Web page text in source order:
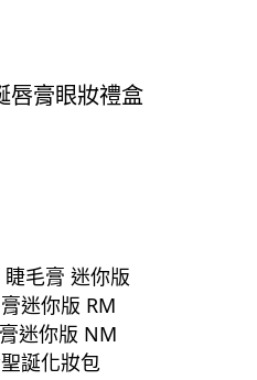
唇膏眼妝禮盒
睫毛膏 迷你版
迷你版 RM
迷你版 NM
誕化妝包